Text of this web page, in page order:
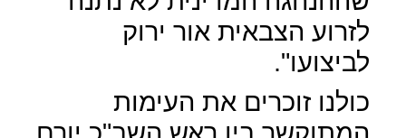
לזרוע הצבאית אור ירוק
לביצועו".
כולנו זוכרים את העימות